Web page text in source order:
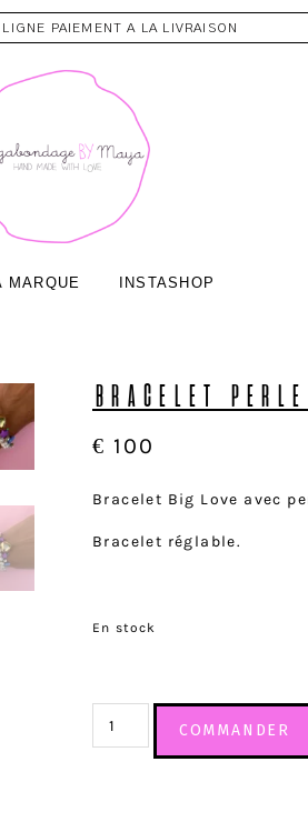
PAIEMENT A LA LIVRAISON
MARQUE INSTASHOP
BRACELET
€ 100
Bracelet Big Love avec
Bracelet réglable.
En stock
COMMANDER